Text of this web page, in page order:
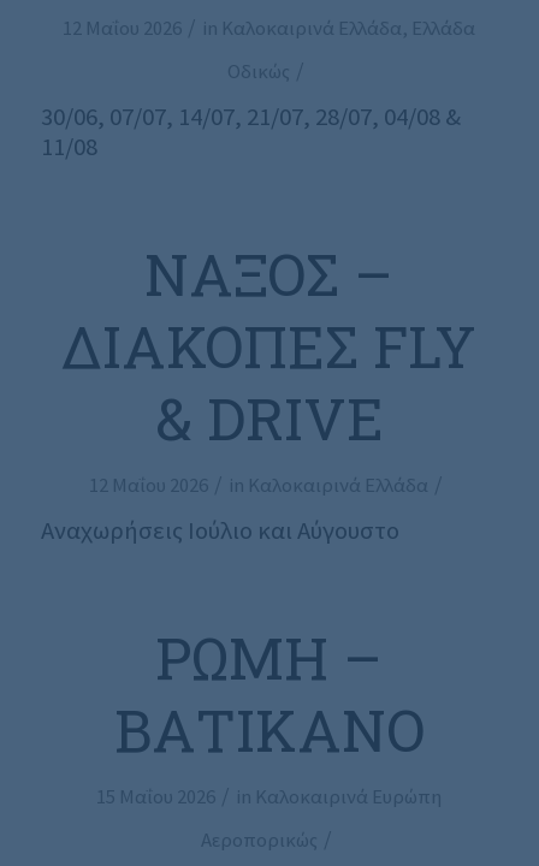
12 Μαΐου 2026 / in Καλοκαιρινά Ελλάδα, Ελλάδα
Οδικώς /
30/06, 07/07, 14/07, 21/07, 28/07, 04/08 &
11/08
ΝΆΞΟΣ –
ΔΙΑΚΟΠΈΣ FLY
& DRIVE
12 Μαΐου 2026 / in Καλοκαιρινά Ελλάδα /
Αναχωρήσεις Ιούλιο και Αύγουστο
ΡΏΜΗ –
ΒΑΤΙΚΑΝΌ
15 Μαΐου 2026 / in Καλοκαιρινά Ευρώπη
Αεροπορικώς /